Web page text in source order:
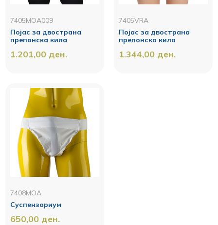
7405MOA009
Појас за двострана
препонска кила
1.201,00 ден.
7405VRA
Појас за двострана
препонска кила
1.344,00 ден.
7408MOA
Суспензориум
650,00 ден.